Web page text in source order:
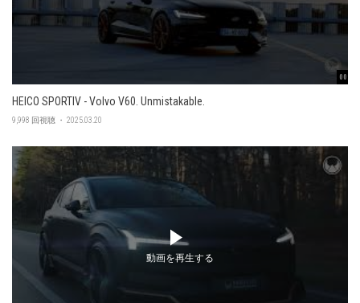
00:47
HEICO SPORTIV - Volvo V60. Unmistakable.
9,998 回視聴 ・ 2025.03.20
動画を再生する